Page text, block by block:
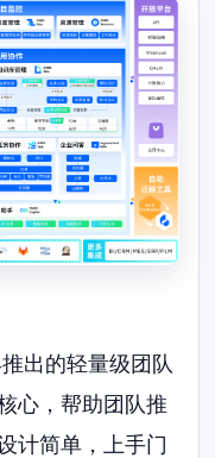
出的轻量级团队
心，帮助团队推
计简单，上手门